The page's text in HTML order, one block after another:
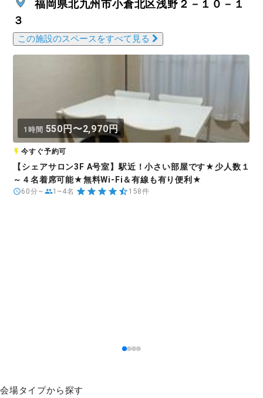
福岡県北九州市小倉北区浅野２－１０－１
３
この施設のスペースをすべて見る
1時間 550円〜2,970円
今すぐ予約可
【シェアサロン3F A号室】駅近！小さい部屋です★少人数１
～４名着席可能★無料Wi-Fi＆有線も有り便利★
60分~ 1~4名 158件
会場タイプから探す